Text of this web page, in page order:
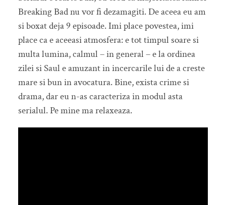
Breaking Bad nu vor fi dezamagiti. De aceea eu am
si boxat deja 9 episoade. Imi place povestea, imi
place ca e aceeasi atmosfera: e tot timpul soare si
multa lumina, calmul – in general – e la ordinea
zilei si Saul e amuzant in incercarile lui de a creste
mare si bun in avocatura. Bine, exista crime si
drama, dar eu n-as caracteriza in modul asta
serialul. Pe mine ma relaxeaza.